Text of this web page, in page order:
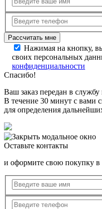
Нажимая на кнопку,
своих персональных
конфиденциальности
Спасибо!
Ваш заказ передан в
В течение 30 минут с вами
для определения
Оставьте контакты
и оформите свою покупку в